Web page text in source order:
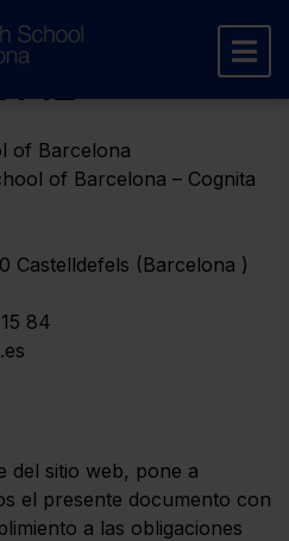
of Barcelona
of Barcelona – Cognita
Castelldefels (Barcelona )
84
del sitio web, pone a
el presente documento con
a las obligaciones